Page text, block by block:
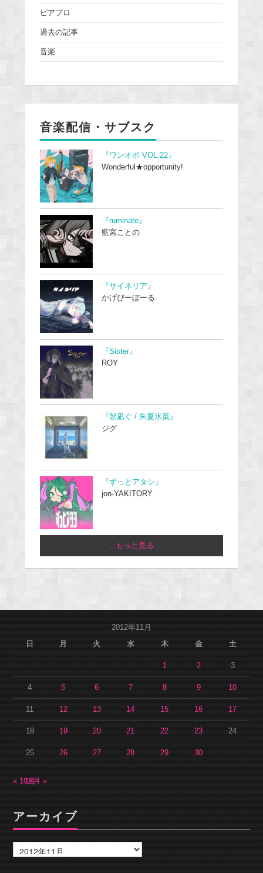
ピアプロ
過去の記事
音楽
音楽配信・サブスク
『ワンオポ VOL.22』
Wonderful★opportunity!
『ruminate』
藍宮ことの
『サイネリア』
かげぴーぼーる
『Sister』
ROY
『朝凪ぐ / 朱夏氷菓』
ジグ
『ずっとアタシ』
jon-YAKITORY
...もっと見る
2012年11月
日
月 火 水 木 金 土
1 2 3
4 5 6 7 8 9 10
11 12 13 14 15 16 17
18 19 20 21 22 23 24
25 26 27 28 29 30
« 10月12月 »
アーカイブ
ー
カ